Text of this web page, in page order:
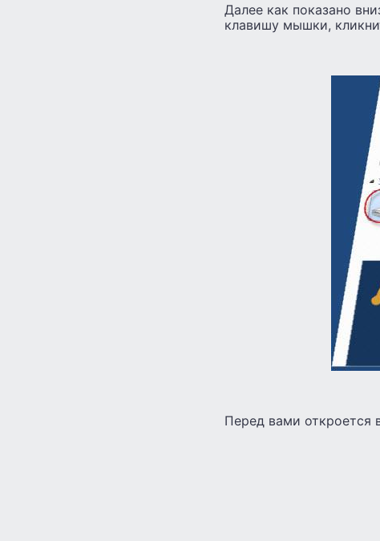
Далее как показано
клавишу мышки,
Перед вами откроется